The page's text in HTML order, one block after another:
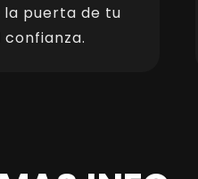
la puerta de tu